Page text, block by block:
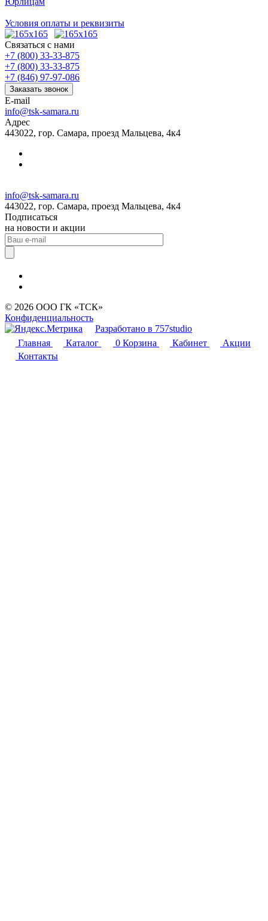
Условия оплаты и реквизиты
Связаться с нами
+7 (800) 33-33-875
+7 (800) 33-33-875
+7 (846) 97-97-086
Заказать звонок
E-mail
info@tsk-samara.ru
Адрес
443022, гор. Самара, проезд Мальцева, 4к4
info@tsk-samara.ru
443022, гор. Самара, проезд Мальцева, 4к4
Подписаться
на новости и акции
© 2026 ООО ГК «ТСК»
Конфиденциальность
Разработано в 757studio
Главная
Каталог 0 Корзина Кабинет
Акции
Контакты